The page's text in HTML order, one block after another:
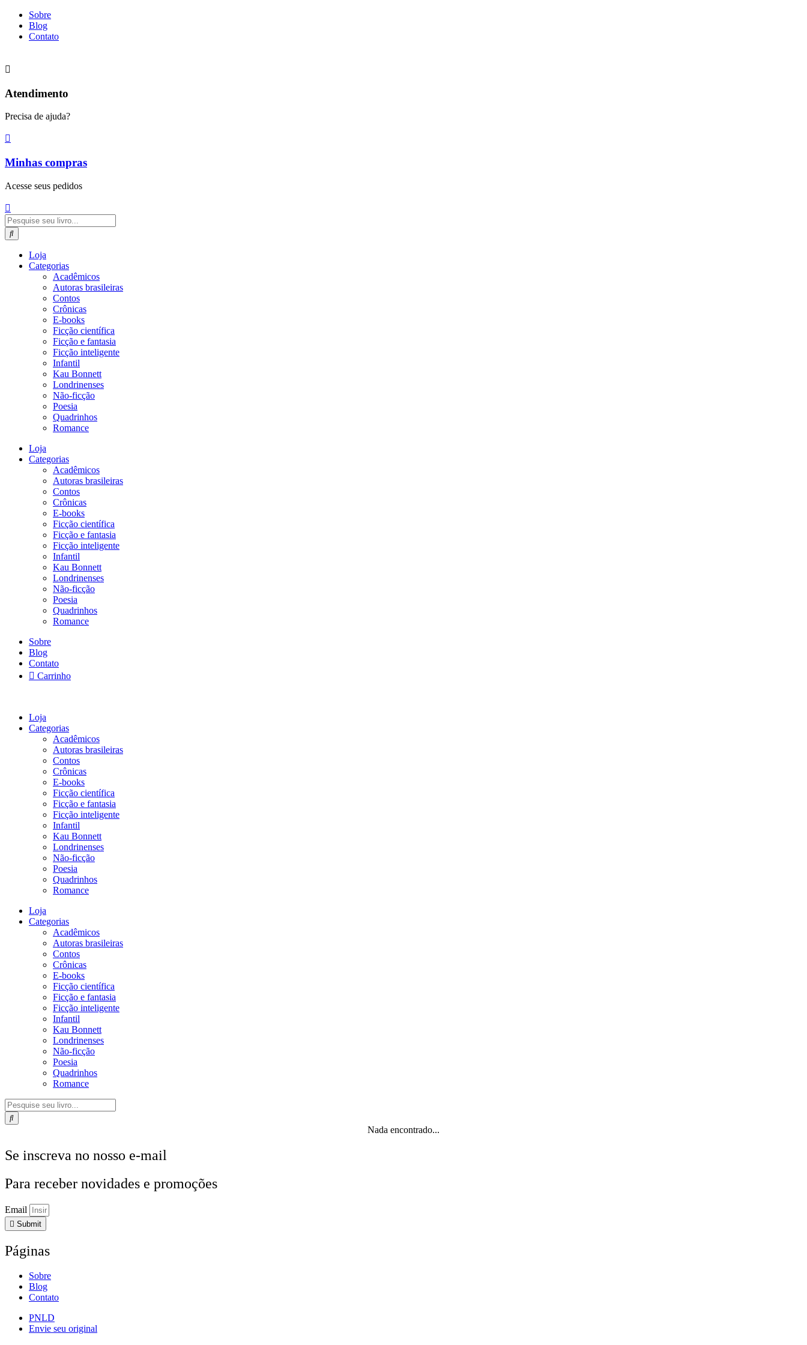
para
Sobre
Blog
Contato
Atendimento
Precisa de ajuda?
Minhas compras
Acesse seus pedidos
Pesquisar
...
Loja
Categorias
Acadêmicos
Autoras brasileiras
Contos
Crônicas
E-books
Ficção científica
Ficção e fantasia
Ficção inteligente
Infantil
Kau Bonnett
Londrinenses
Não-ficção
Poesia
Quadrinhos
Romance
Loja
Categorias
Acadêmicos
Autoras brasileiras
Contos
Crônicas
E-books
Ficção científica
Ficção e fantasia
Ficção inteligente
Infantil
Kau Bonnett
Londrinenses
Não-ficção
Poesia
Quadrinhos
Romance
Sobre
Blog
Contato
Carrinho
Loja
Categorias
Acadêmicos
Autoras brasileiras
Contos
Crônicas
E-books
Ficção científica
Ficção e fantasia
Ficção inteligente
Infantil
Kau Bonnett
Londrinenses
Não-ficção
Poesia
Quadrinhos
Romance
Loja
Categorias
Acadêmicos
Autoras brasileiras
Contos
Crônicas
E-books
Ficção científica
Ficção e fantasia
Ficção inteligente
Infantil
Kau Bonnett
Londrinenses
Não-ficção
Poesia
Quadrinhos
Romance
Pesquisar
...
Nada encontrado...
Se inscreva no nosso e-mail
Para receber novidades e promoções
Email
Submit
Páginas
Sobre
Blog
Contato
PNLD
Envie seu original